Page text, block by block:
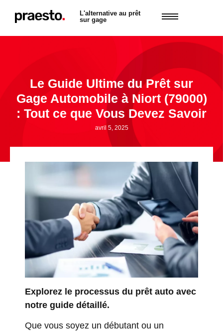
L'alternative au prêt
sur gage
Le Guide Ultime du Prêt sur
Gage Automobile à Niort (79000)
: Tout ce que Vous Devez Savoir
avril 5, 2025
Explorez le processus du prêt auto avec
notre guide détaillé.
Que vous soyez un débutant ou un